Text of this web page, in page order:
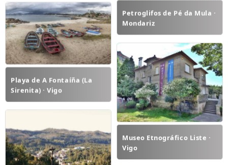
Petroglifos de Pé da Mula ·
Mondariz
Playa de A Fontaíña (La
Sirenita) · Vigo
Museo Etnográfico Liste ·
Vigo